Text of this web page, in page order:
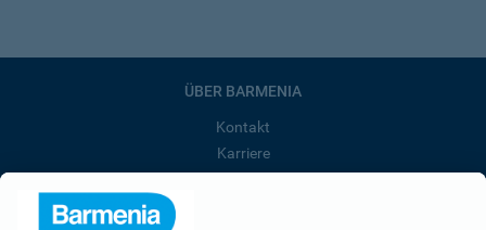
ÜBER BARMENIA
Kontakt
Karriere